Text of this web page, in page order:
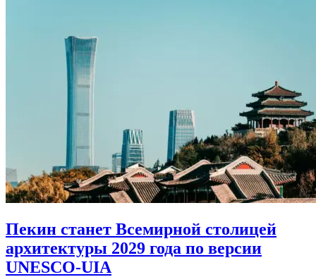
Пекин станет Всемирной столицей
архитектуры 2029 года по версии
UNESCO-UIA